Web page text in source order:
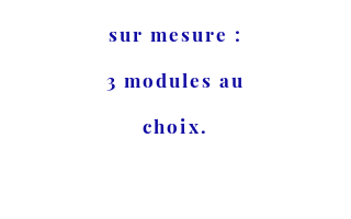
sur mesure :
3 modules au
choix.